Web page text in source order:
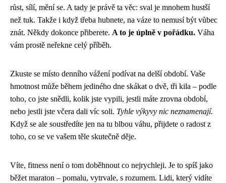
růst, sílí, mění se. A tady je právě ta věc: sval je mnohem hustší
než tuk. Takže i když třeba hubnete, na váze to nemusí být vůbec
znát. Někdy dokonce přiberete. A to je úplně v pořádku. Váha
vám prostě neřekne celý příběh.
Zkuste se místo denního vážení podívat na delší období. Vaše
hmotnost může během jediného dne skákat o dvě, tři kila – podle
toho, co jste snědli, kolik jste vypili, jestli máte zrovna období,
nebo jestli jste včera dali víc soli. Tyhle výkyvy nic neznamenají.
Když se ale soustředíte jen na tu blbou váhu, přijdete o radost z
toho, co se ve vašem těle skutečně děje.
Víte, fitness není o tom doběhnout co nejrychleji. Je to spíš jako
běžet maraton – pomalu, vytrvale, s rozumem. Lidi, který vidíte